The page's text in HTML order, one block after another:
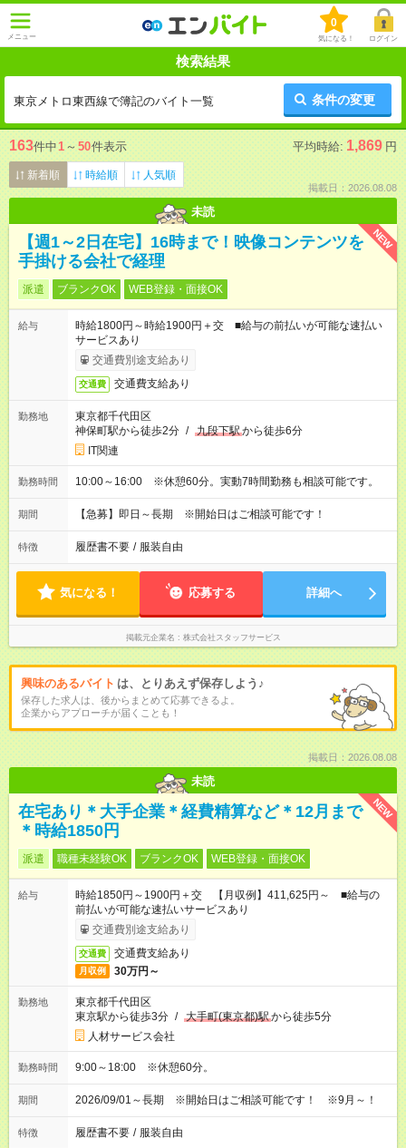
メニュー
0
気になる！ ログイン
検索結果
東京メトロ東西線で簿記のバイト一覧 条件の変更
163件中1 ～ 50件表示 平均時給: 1,869 円
新着順 時給順 人気順
掲載日：2026.08.08
未読
NEW
【週1～2日在宅】16時まで！映像コンテンツを
手掛ける会社で経理
派遣 ブランクOK WEB登録・面接OK
給与
時給1800円～時給1900円＋交 ■給与の前払いが可能な速払い
サービスあり
交通費別途支給あり
交通費 交通費支給あり
勤務地
東京都千代田区
神保町駅から徒歩2分 / 九段下駅から徒歩6分
IT関連
勤務時間 10:00～16:00 ※休憩60分。実動7時間勤務も相談可能です。
期間 【急募】即日～長期 ※開始日はご相談可能です！
特徴 履歴書不要 / 服装自由
気になる！ 応募する 詳細へ
掲載元企業名 株式会社スタッフサービス
興味のあるバイト は、とりあえず保存しよう♪
保存した求人は、後からまとめて応募できるよ。
企業からアプローチが届くことも！
掲載日：2026.08.08
未読
NEW
在宅あり＊大手企業＊経費精算など＊12月まで
＊時給1850円
派遣 職種未経験OK ブランクOK WEB登録・面接OK
給与
時給1850円～1900円＋交 【月収例】411,625円～ ■給与の
前払いが可能な速払いサービスあり
交通費別途支給あり
交通費 交通費支給あり
月収例 30万円～
勤務地
東京都千代田区
東京駅から徒歩3分 / 大手町(東京都)駅から徒歩5分
人材サービス会社
勤務時間 9:00～18:00 ※休憩60分。
期間 2026/09/01～長期 ※開始日はご相談可能です！ ※9月～！
特徴 履歴書不要 / 服装自由